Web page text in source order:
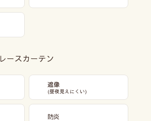
レースカーテン
遮像
(昼夜見えにくい)
防炎